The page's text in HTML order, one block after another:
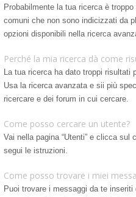
Probabilmente la tua ricerca è
comuni che non sono indicizzati da
opzioni disponibili nella ricerca
Perché la mia ricerca dà come
La tua ricerca ha dato troppi risultati
Usa la ricerca avanzata e sii più
ricercare e dei forum in cui cercare.
Come posso cercare un utente?
Vai nella pagina “Utenti” e clicca sul
segui le istruzioni.
Come posso trovare i miei
Puoi trovare i messaggi da te